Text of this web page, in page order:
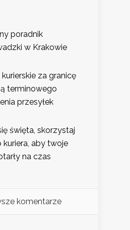
poradnik
w Krakowie
kurierskie za granicę
terminowego
przesyłek
święta, skorzystaj
kuriera, aby twoje
na czas
komentarze